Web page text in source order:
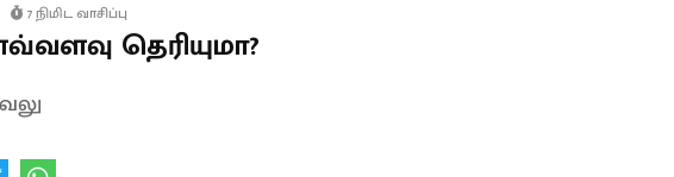
7 நிமிட வாசிப்பு
தெரியுமா?